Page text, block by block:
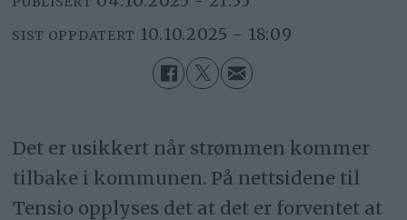
SIST OPPDATERT 10.10.2025 - 18:09
Det er usikkert når strømmen kommer
tilbake i kommunen. På nettsidene til
Tensio opplyses det at det er forventet at